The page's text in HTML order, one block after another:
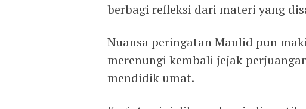
berbagi refleksi dari materi yang
Nuansa peringatan Maulid pun
merenungi kembali jejak
mendidik umat.